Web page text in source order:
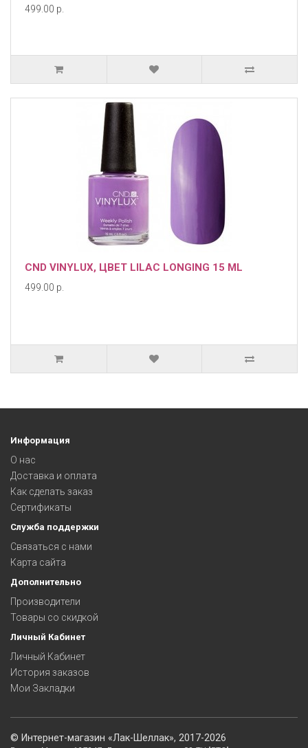
499.00 р.
CND VINYLUX, ЦВЕТ LILAC LONGING 15 ML
499.00 р.
Информация
О нас
Доставка и оплата
Как сделать заказ
Сертификаты
Служба поддержки
Связаться с нами
Карта сайта
Дополнительно
Производители
Товары со скидкой
Личный Кабинет
Личный Кабинет
История заказов
Мои Закладки
© Интернет-магазин «Лак-Шеллак», 2017-2026